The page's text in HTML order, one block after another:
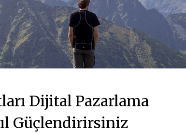
Dijital Pazarlama
Güçlendirirsiniz